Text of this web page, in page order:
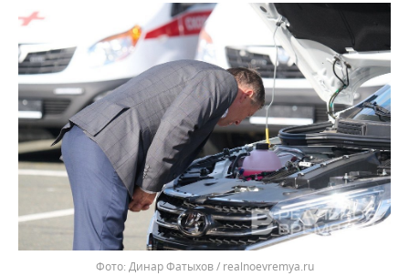
ХОККЕЙ С МЯЧОМ
ПРОИСШЕСТВИЯ
Динар Фатыхов / realnoevremya.ru